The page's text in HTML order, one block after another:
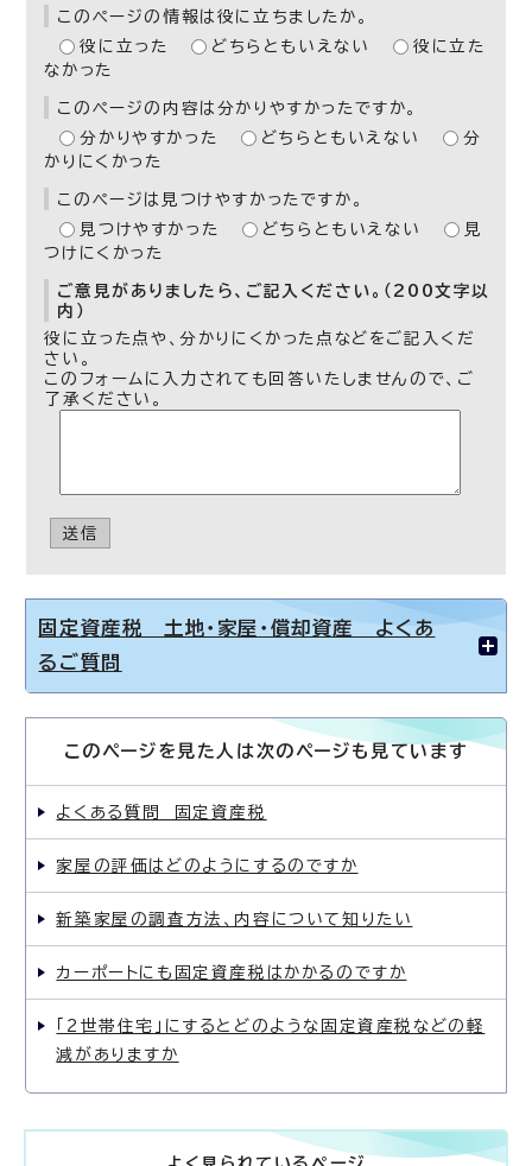
このページの情報は役に立ちましたか。
役に立った
どちらともいえない
役に立た
なかった
このページの内容は分かりやすかったですか。
分かりやすかった
どちらともいえない
分
かりにくかった
このページは見つけやすかったですか。
見つけやすかった
どちらともいえない
見
つけにくかった
ご意見がありましたら、ご記入ください。（200文字以
内）
役に立った点や、分かりにくかった点などをご記入くだ
さい。
このフォームに入力されても回答いたしませんので、ご
了承ください。
送信
固定資産税 土地・家屋・償却資産 よくあ
るご質問
このページを見た人は次のページも見ています
よくある質問 固定資産税
家屋の評価はどのようにするのですか
新築家屋の調査方法、内容について知りたい
カーポートにも固定資産税はかかるのですか
「2世帯住宅」にするとどのような固定資産税などの軽
減がありますか